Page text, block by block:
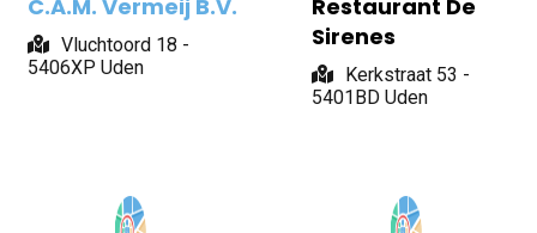
C.A.M. Vermeij B.V.
Vluchtoord 18 -
5406XP Uden
Restaurant De
Sirenes
Kerkstraat 53 -
5401BD Uden